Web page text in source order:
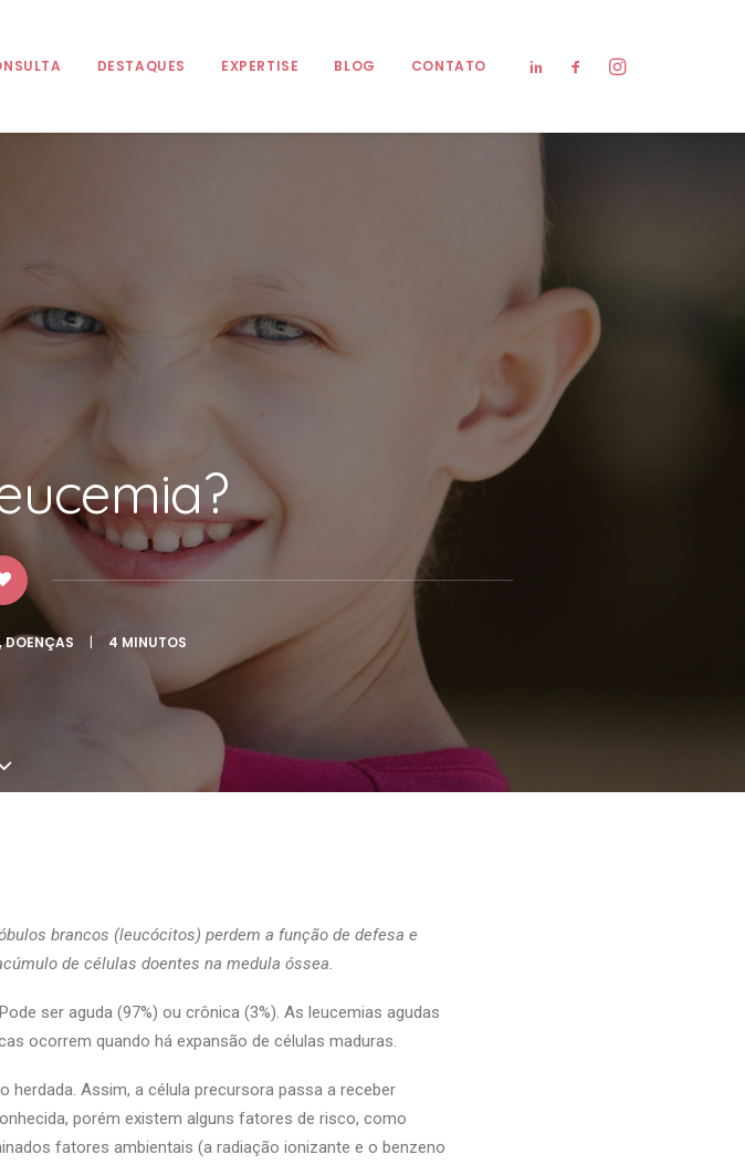
DESTAQUES EXPERTISE BLOG CONTATO
,DOENÇAS | 4 MINUTOS
brancos (leucócitos) perdem a função de defesa e
de células doentes na medula óssea.
ser aguda (97%) ou crônica (3%). As leucemias agudas
ocorrem quando há expansão de células maduras.
herdada. Assim, a célula precursora passa a receber
porém existem alguns fatores de risco, como
fatores ambientais (a radiação ionizante e o benzeno